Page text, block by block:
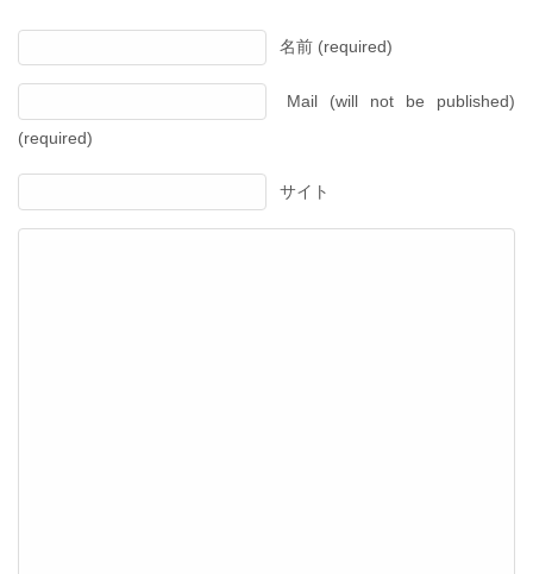
名前 (required)
Mail (will not be published)
(required)
サイト